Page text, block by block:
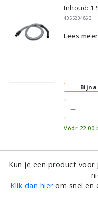
Inhoud: 1
4055204863
Lees
Vóór 22:00
Kun je een product voor
Klik dan hierom snel en